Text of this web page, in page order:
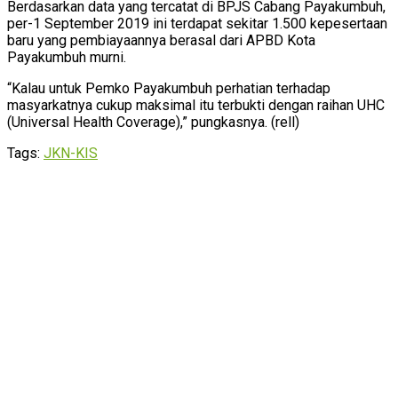
Berdasarkan data yang tercatat di BPJS Cabang Payakumbuh,
per-1 September 2019 ini terdapat sekitar 1.500 kepesertaan
baru yang pembiayaannya berasal dari APBD Kota
Payakumbuh murni.
“Kalau untuk Pemko Payakumbuh perhatian terhadap
masyarkatnya cukup maksimal itu terbukti dengan raihan UHC
(Universal Health Coverage),” pungkasnya. (rell)
Tags: JKN-KIS